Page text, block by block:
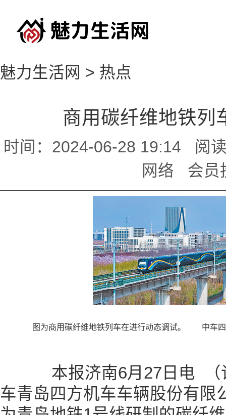
魅力生活网 > 热点
商用碳纤维地铁列
时间：2024-06-28 19:14 阅
网络 会员
图为商用碳纤维地铁列车在进行动态调试。 中车四
本报济南6月27日电 （
车青岛四方机车车辆股份有限